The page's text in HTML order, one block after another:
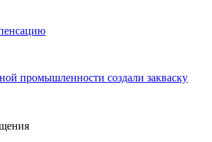
промышленности создали закваску